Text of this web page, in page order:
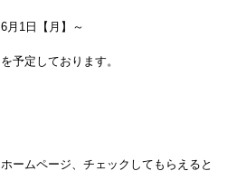
6月1日【月】～
を予定しております。
ホームページ、チェックしてもらえると